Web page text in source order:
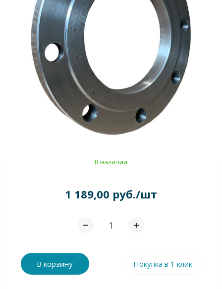
В наличии
1 189,00 руб./шт
В корзину Покупка в 1 клик